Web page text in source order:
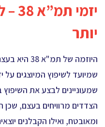
יותר
היוזמה של
שמיועד לשיפוץ המיוצגים על
שמעוניינים לבצע את
הצדדים מרוויחים בעצם, שכן
ומאובטח, ואילו הקבלנים